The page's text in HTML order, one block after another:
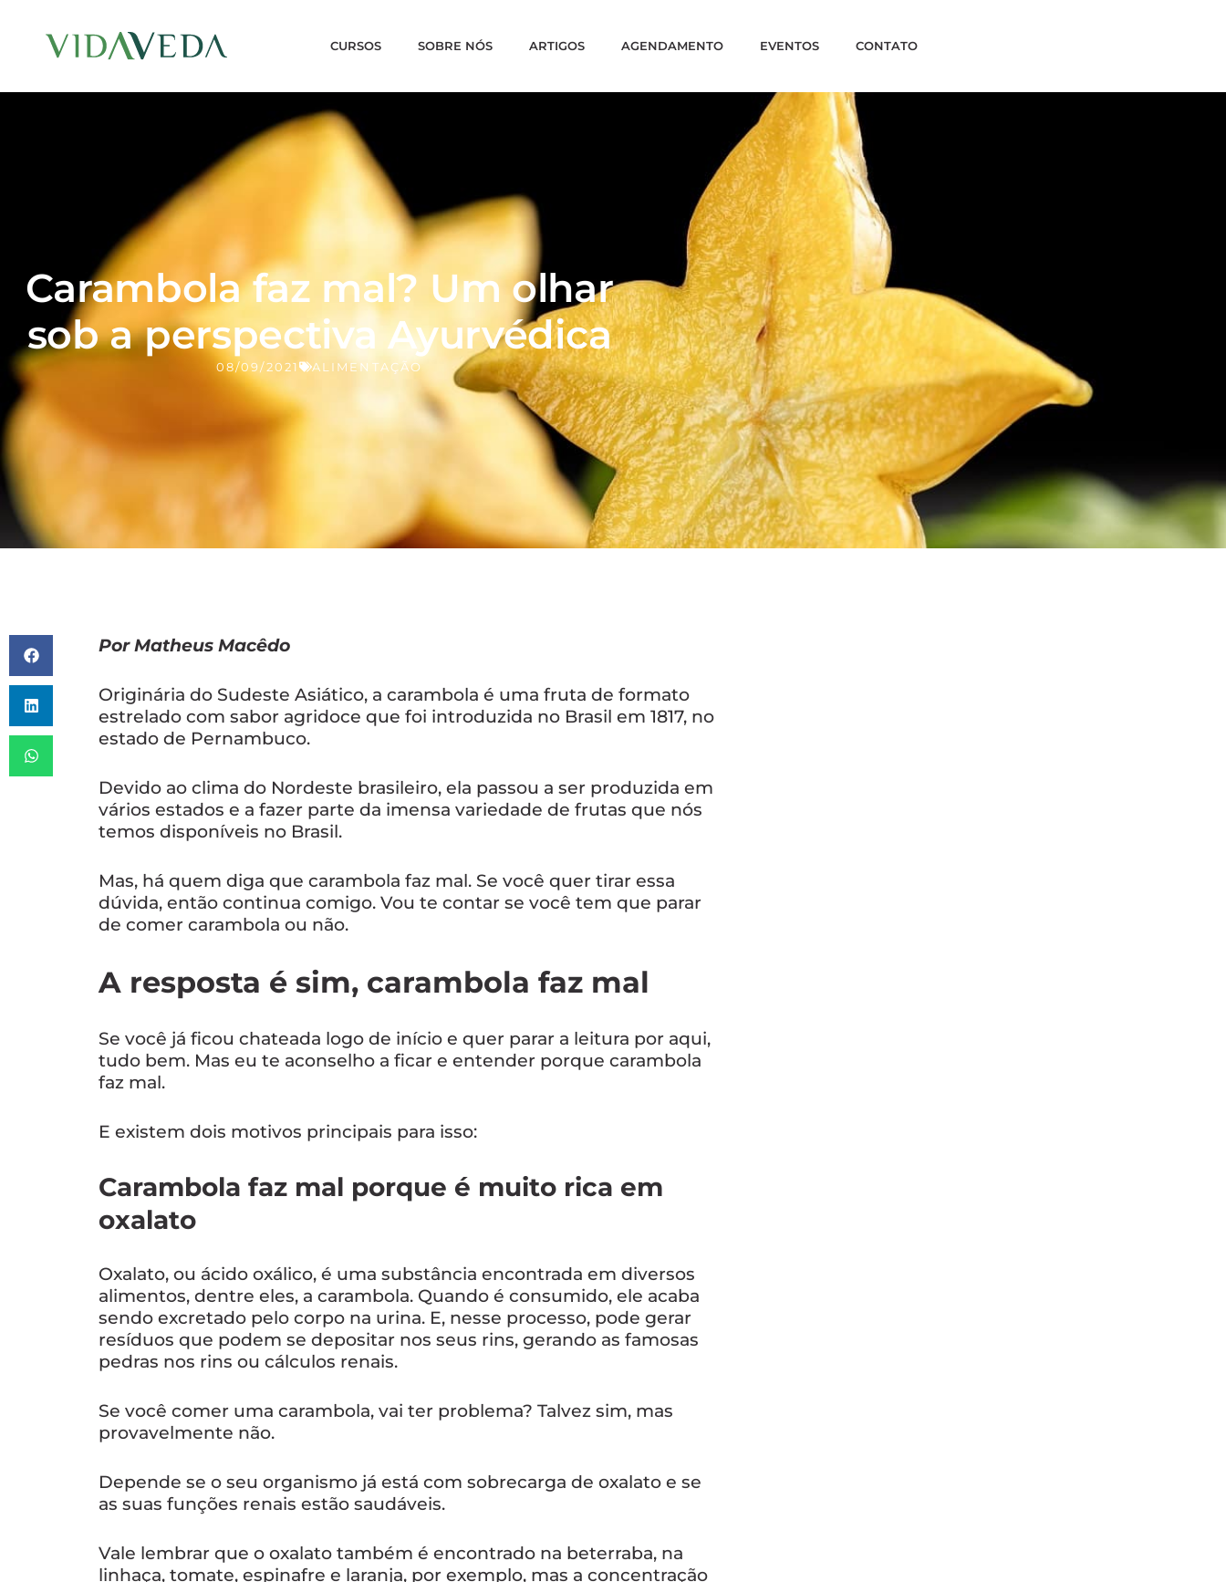
CURSOS SOBRE NÓS ARTIGOS AGENDAMENTO EVENTOS CONTATO
Carambola faz mal? Um olhar
sob a perspectiva Ayurvédica
08/09/2021 ALIMENTAÇÃO
Por Matheus Macêdo
Originária do Sudeste Asiático, a carambola é uma fruta de formato
estrelado com sabor agridoce que foi introduzida no Brasil em 1817, no
estado de Pernambuco.
Devido ao clima do Nordeste brasileiro, ela passou a ser produzida em
vários estados e a fazer parte da imensa variedade de frutas que nós
temos disponíveis no Brasil.
Mas, há quem diga que carambola faz mal. Se você quer tirar essa
dúvida, então continua comigo. Vou te contar se você tem que parar
de comer carambola ou não.
A resposta é sim, carambola faz mal
Se você já ficou chateada logo de início e quer parar a leitura por aqui,
tudo bem. Mas eu te aconselho a ficar e entender porque carambola
faz mal.
E existem dois motivos principais para isso:
Carambola faz mal porque é muito rica em
oxalato
Oxalato, ou ácido oxálico, é uma substância encontrada em diversos
alimentos, dentre eles, a carambola. Quando é consumido, ele acaba
sendo excretado pelo corpo na urina. E, nesse processo, pode gerar
resíduos que podem se depositar nos seus rins, gerando as famosas
pedras nos rins ou cálculos renais.
Se você comer uma carambola, vai ter problema? Talvez sim, mas
provavelmente não.
Depende se o seu organismo já está com sobrecarga de oxalato e se
as suas funções renais estão saudáveis.
Vale lembrar que o oxalato também é encontrado na beterraba, na
linhaça, tomate, espinafre e laranja, por exemplo, mas a concentração